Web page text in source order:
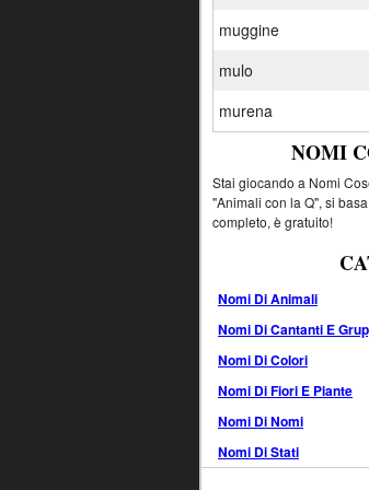
muggine
mulo
murena
NOMI
Stai giocando a Nomi
"Animali con la Q", si
completo, è gratuito!
Nomi Di Animali
Nomi Di Cantanti E
Nomi Di Colori
Nomi Di Fiori E Piante
Nomi Di Nomi
Nomi Di Stati